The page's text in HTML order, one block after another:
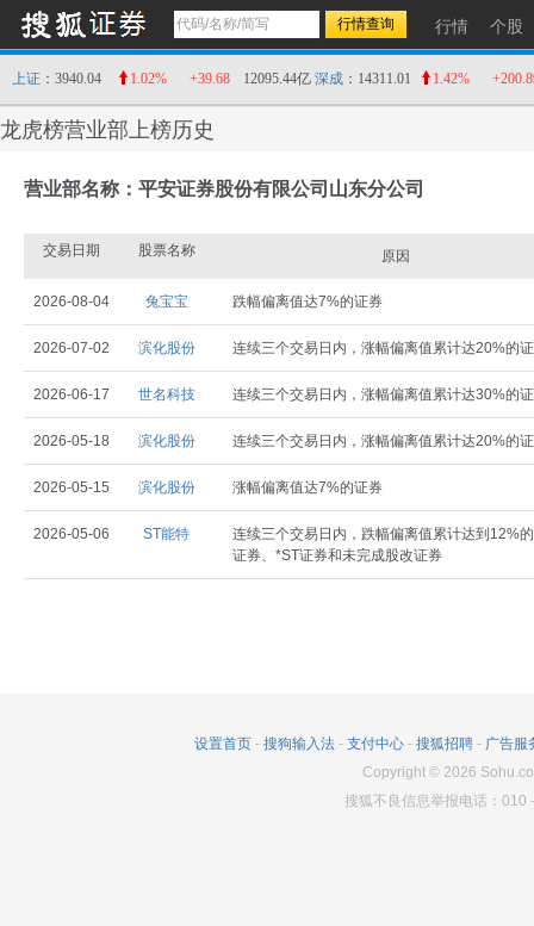
行情 个股
上证 ：3940.04 1.02% +39.68 12095.44亿 深成 ：14311.01 1.42%
龙虎榜营业部上榜历史
营业部名称：平安证券股份有限公司山东分公司
交易日期 股票名称 原因
2026-08-04 兔宝宝 跌幅偏离值达7%的证券
2026-07-02 滨化股份 连续三个交易日内，涨幅偏离值累计达20%的
2026-06-17 世名科技 连续三个交易日内，涨幅偏离值累计达30%的
2026-05-18 滨化股份 连续三个交易日内，涨幅偏离值累计达20%的
2026-05-15 滨化股份 涨幅偏离值达7%的证券
2026-05-06 ST能特
连续三个交易日内，跌幅偏离值累计达到12%
证券、*ST证券和未完成股改证券
设置首页 - 搜狗输入法 - 支付中心 - 搜狐招聘 - 广告服
Copyright© 2026
搜狐不良信息举报电话：010